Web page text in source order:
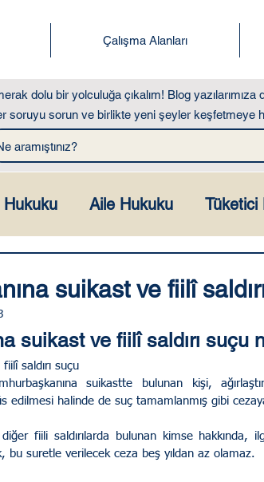
Çalışma Alanları
dolu bir yolculuğa çıkalım! Blog yazılarımıza
soruyu sorun ve birlikte yeni şeyler keşfetmeye
Hukuku Aile Hukuku Tüketici
Sorular Hesaplama
Genel/ UYAP ve E Devlet
İdare ve Vergi Hukuku
suikast ve fiilî
suikast ve fiilî saldırı suçu
saldırı suçu
suikastte bulunan kişi,
edilmesi halinde de suç tamamlanmış gibi
fiili saldırılarda bulunan kimse hakkında,
bu suretle verilecek ceza beş yıldan az olamaz.